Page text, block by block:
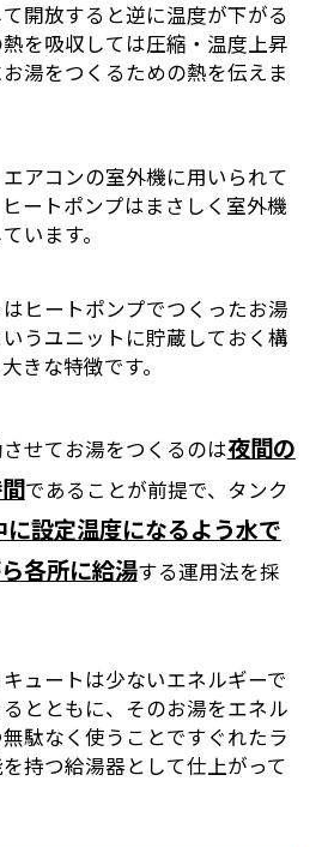
開放すると逆に温度が下がる
を吸収しては圧縮・温度上昇
湯をつくるための熱を伝えま
アコンの室外機に用いられて
ートポンプはまさしく室外機
います。
ヒートポンプでつくったお湯
うユニットに貯蔵しておく構
きな特徴です。
せてお湯をつくるのは夜間の
であることが前提で、タンク
に設定温度になるよう水で
各所に給湯する運用法を採
ュートは少ないエネルギーで
とともに、そのお湯をエネル
駄なく使うことですぐれたラ
持つ給湯器として仕上がって